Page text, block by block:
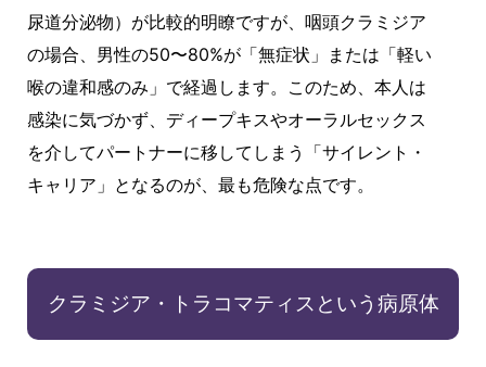
尿道分泌物）が比較的明瞭ですが、咽頭クラミジア
の場合、男性の50〜80%が「無症状」または「軽い
喉の違和感のみ」で経過します。このため、本人は
感染に気づかず、ディープキスやオーラルセックス
を介してパートナーに移してしまう「サイレント・
キャリア」となるのが、最も危険な点です。
クラミジア・トラコマティスという病原体